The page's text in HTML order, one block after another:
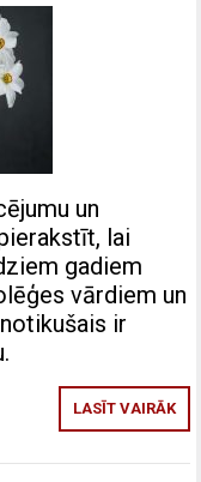
un
lai
gadiem
vārdiem un
ir
LASĪT VAIRĀK